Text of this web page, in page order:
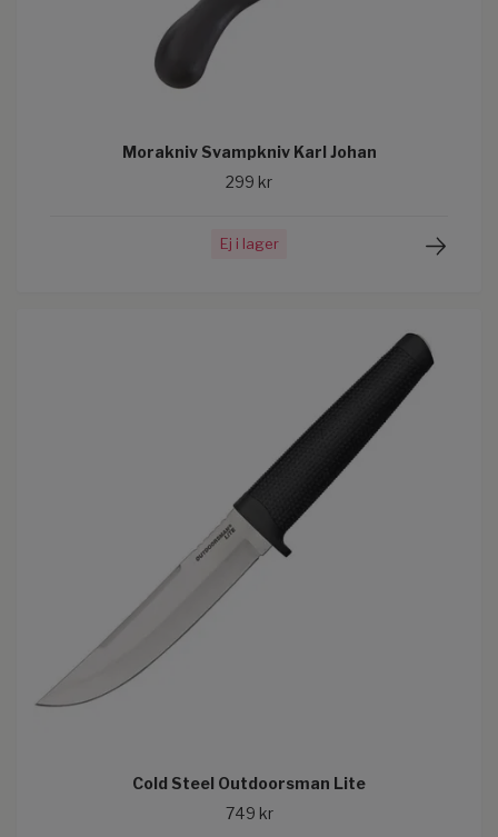
Morakniv Svampkniv Karl Johan
299 kr
Ej i lager
Cold Steel Outdoorsman Lite
749 kr